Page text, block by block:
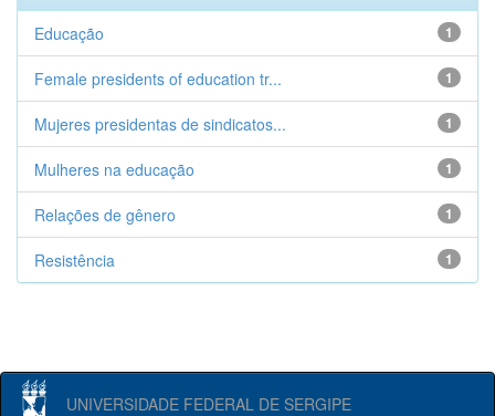
1
Educação
1
Female presidents of education tr...
1
Mujeres presidentas de sindicatos...
1
Mulheres na educação
1
Relações de gênero
1
Resistência
UNIVERSIDADE FEDERAL DE SERGIPE